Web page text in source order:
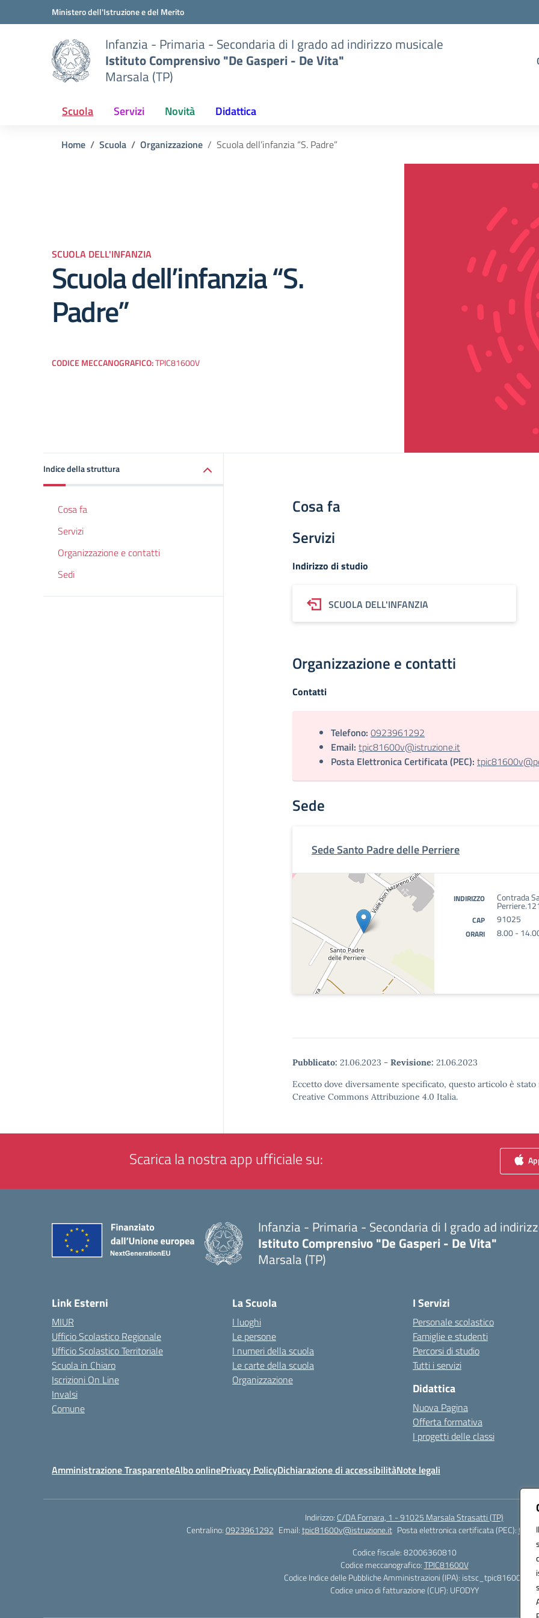
Vai ai contenuti
Vai al menu di navigazioneMinistero dell'Istruzione e del Merito
Infanzia - Primaria - Secondaria di I grado ad indirizzo musicale
Istituto Comprensivo "De Gasperi - De Vita"
Marsala (TP)
Scuola Servizi Novità Didattica
Home Scuola Organizzazione Scuola dell’infanzia “S. Padre”
SCUOLA DELL'INFANZIA
Scuola dell’infanzia “S.
Padre”
CODICE MECCANOGRAFICO:TPIC81600V
Indice della struttura
Cosa fa
Servizi
Organizzazione e contatti
Sedi
Cosa fa
Servizi
Indirizzo di studio
SCUOLA DELL'INFANZIA
Organizzazione e contatti
Contatti
Telefono: 0923961292
Email: tpic81600v@istruzione.it
Posta Elettronica Certificata (PEC):
Sede
Sede Santo Padre delle Perriere
INDIRIZZO Contrada
CAP 91025
ORARI 8.00 -
Pubblicato: 21.06.2023 - Revisione: 21.06.2023
Eccetto dove diversamente specificato, questo articolo è
Creative Commons Attribuzione 4.0 Italia.
Scarica la nostra app ufficiale su:
Infanzia - Primaria - Secondaria di I grado ad
Istituto Comprensivo "De Gasperi - De Vita"
Marsala (TP)
Link Esterni
MIUR
Ufficio Scolastico Regionale
Ufficio Scolastico Territoriale
Scuola in Chiaro
Iscrizioni On Line
Invalsi
Comune
La Scuola
I luoghi
Le persone
I numeri della scuola
Le carte della scuola
Organizzazione
I Servizi
Personale scolastico
Famiglie e studenti
Percorsi di studio
Tutti i servizi
Didattica
Nuova Pagina
Offerta formativa
I progetti delle classi
Amministrazione TrasparenteAlbo onlinePrivacy PolicyDichiarazione di accessibilitàNote legali
Indirizzo: C/DA Fornara, 1 - 91025 Marsala Strasatti (TP)
Centralino:0923961292 Email:tpic81600v@istruzione.it Posta elettronica certificata (PEC):
Codice fiscale: 82006360810
Codice meccanografico:TPIC81600V
Codice Indice delle Pubbliche Amministrazioni (IPA): istsc_tpic81600v
Codice unico di fatturazione (CUF): UFODYY